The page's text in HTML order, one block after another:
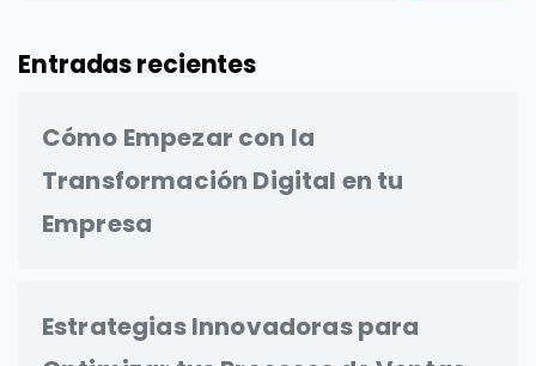
Entradas recientes
Cómo Empezar con la
Transformación Digital en tu
Empresa
Estrategias Innovadoras para